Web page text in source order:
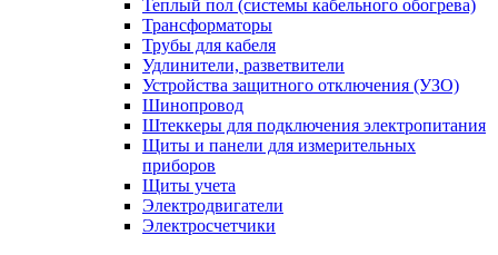
Теплый пол (системы кабельного обогрева)
Трансформаторы
Трубы для кабеля
Удлинители, разветвители
Устройства защитного отключения (УЗО)
Шинопровод
Штеккеры для подключения электропитания
Щиты и панели для измерительных
приборов
Щиты учета
Электродвигатели
Электросчетчики